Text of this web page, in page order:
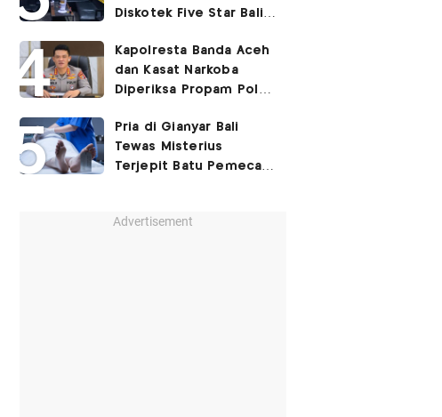
Diskotek Five Star Bali,
Kapolresta Banda Aceh
dan Kasat Narkoba
Diperiksa Propam Polri,
Pria di Gianyar Bali
Tewas Misterius
Terjepit Batu Pemecah
Advertisement